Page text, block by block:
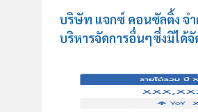
บริษัท แจกซ์ คอนซัลติ้ง จำ
บริหารจัดการอื่นๆซึ่งมิได้